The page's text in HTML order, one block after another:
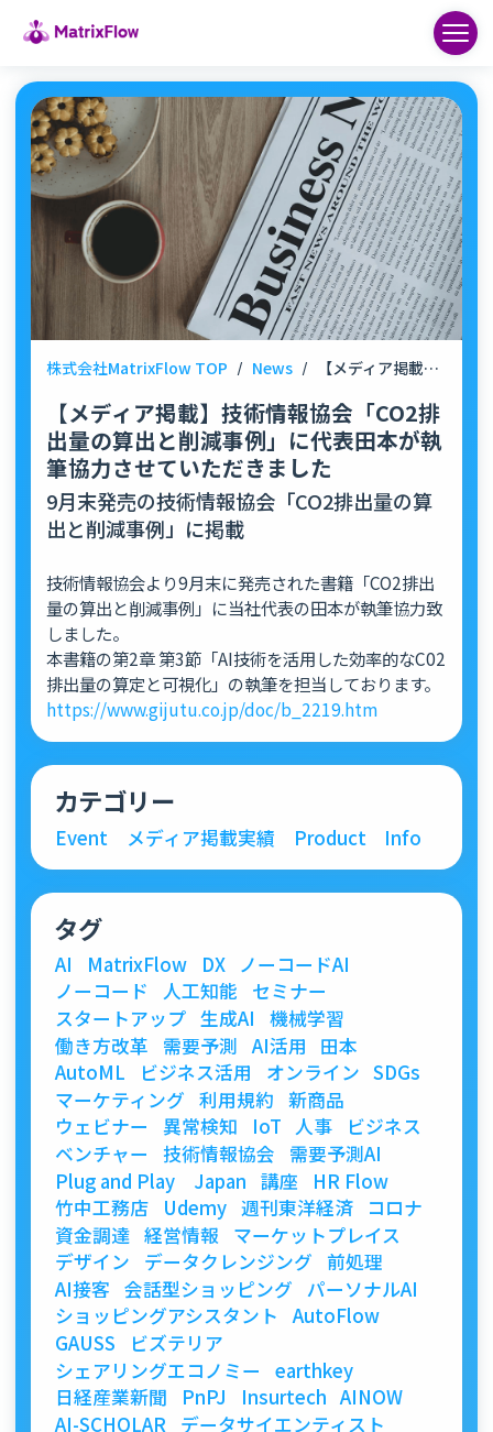
株式会社MatrixFlow TOP / News / 【メディア掲載】技術情報協会「CO2排出量の算出と削減事例」に代表田本が執筆協力させていただきました
【メディア掲載】技術情報協会「CO2排
出量の算出と削減事例」に代表田本が執
筆協力させていただきました
9月末発売の技術情報協会「CO2排出量の算
出と削減事例」に掲載
技術情報協会より9月末に発売された書籍「CO2排出
量の算出と削減事例」に当社代表の田本が執筆協力致
しました。
本書籍の第2章 第3節「AI技術を活用した効率的なC02
排出量の算定と可視化」の執筆を担当しております。
https://www.gijutu.co.jp/doc/b_2219.htm
カテゴリー
Event メディア掲載実績 Product Info
タグ
AI MatrixFlow DX
ノーコードAI
ノーコード
人工知能
セミナー
スタートアップ 生成AI
機械学習
働き方改革
需要予測 AI活用
田本
AutoML
ビジネス活用 オンライン SDGs
マーケティング 利用規約 新商品
ウェビナー
異常検知 IoT 人事
ビジネス
ベンチャー
技術情報協会
需要予測AI
Plug and Play Japan 講座
HR Flow
竹中工務店
Udemy 週刊東洋経済
コロナ
資金調達 経営情報
マーケットプレイス
デザイン
データクレンジング 前処理
AI接客 会話型ショッピング パーソナルAI
ショッピングアシスタント
AutoFlow
GAUSS
ビズテリア
シェアリングエコノミー
earthkey
日経産業新聞
PnPJ Insurtech AINOW
AI-SCHOLAR データサイエンティスト